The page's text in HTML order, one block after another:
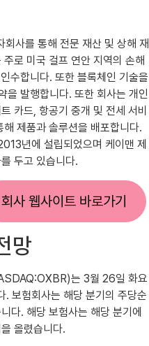
사를 통해 전문 재산 및 상해 재
로 미국 걸프 연안 지역의 손해
수합니다. 또한 블록체인 기술을
을 발행합니다. 또한 회사는 개인
카드, 항공기 중개 및 전세 서비
제품과 솔루션을 배포합니다.
년에 설립되었으며 케이맨 제
두고 있습니다.
회사 웹사이트 바로가기
망
는 3월 26일 화요
. 보험회사는 해당 분기의 주당순
다. 해당 보험사는 해당 분기에
올렸습니다.